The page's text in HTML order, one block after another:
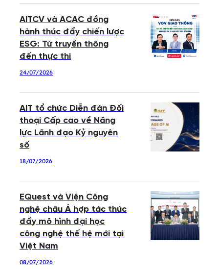
AITCV và ACAC đồng
hành thúc đẩy chiến lược
ESG: Từ truyền thông
đến thực thi
24/07/2026
AIT tổ chức Diễn đàn Đối
thoại Cấp cao về Năng
lực Lãnh đạo Kỷ nguyên
số
18/07/2026
EQuest và Viện Công
nghệ châu Á hợp tác thúc
đẩy mô hình đại học
công nghệ thế hệ mới tại
Việt Nam
08/07/2026